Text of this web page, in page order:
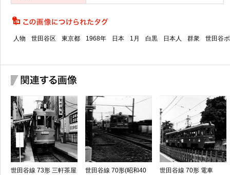
人物 世田谷区 東京都 1968年 日本 1月 白黒 日本人 群衆 世田谷
世田谷線 73形 三軒茶屋
世田谷線 70形(昭和40
世田谷線 70形 電車